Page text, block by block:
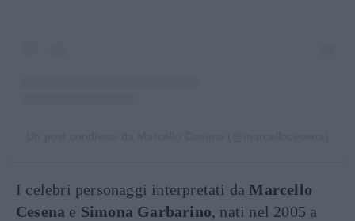
I celebri personaggi interpretati da Marcello
Cesena e Simona Garbarino, nati nel 2005 a